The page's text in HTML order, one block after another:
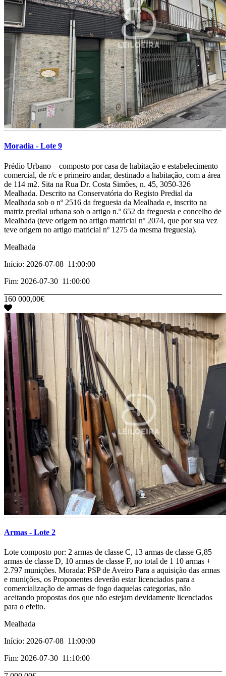
Moradia - Lote 9
­Prédio Urbano – composto por casa de habitação e estabelecimento
comercial, de r/c e primeiro andar, destinado a habitação, com a área
de 114 m2. Sita na Rua Dr. Costa Simões, n. 45, 3050-326
Mealhada. Descrito na Conservatória do Registo Predial da
Mealhada sob o nº 2516 da freguesia da Mealhada e, inscrito na
matriz predial urbana sob o artigo n.º 652 da freguesia e concelho de
Mealhada (teve origem no artigo matricial nº 2074, que por sua vez
teve origem no artigo matricial nº 1275 da mesma freguesia).
Mealhada
Início: 2026-07-08 11:00:00
Fim: 2026-07-30 11:00:00
160 000,00€
Armas - Lote 2
­­­­­­Lote composto por: 2 armas de classe C, 13 armas de classe G,85
armas de classe D, 10 armas de classe F, no total de 1 10 armas +
2.797 munições. Morada: PSP de Aveiro Para a aquisição das armas
e munições, os Proponentes deverão estar licenciados para a
comercialização de armas de fogo daquelas categorias, não
aceitando propostas dos que não estejam devidamente licenciados
para o efeito.
Mealhada
Início: 2026-07-08 11:00:00
Fim: 2026-07-30 11:10:00